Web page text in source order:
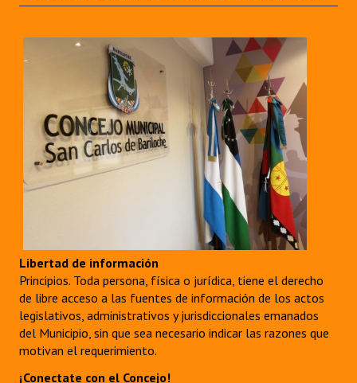
Banca del Vecino - Registro
Huéspedes de Honor - Registro
Antiguos Pobladores - Registro
Reconocimientos - Registro
Bariloche, Municipio intercultural
Entrega de distinciones
REFORMA DE LA CARTA ORGÁNICA
Libertad de información
Principios. Toda persona, física o jurídica, tiene el derecho
de libre acceso a las fuentes de información de los actos
legislativos, administrativos y jurisdiccionales emanados
del Municipio, sin que sea necesario indicar las razones que
motivan el requerimiento.
¡Conectate con el Concejo!